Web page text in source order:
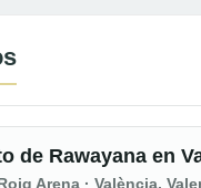
de Rawayana en
Arena · València,